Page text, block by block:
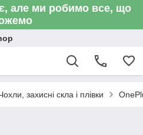
але ми робимо все, що
захисні скла і плівки